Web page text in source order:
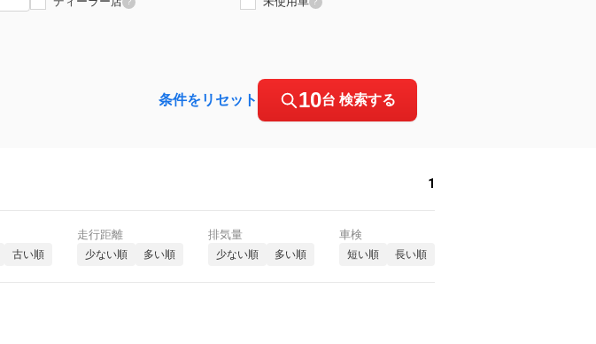
条件をリセット 10台 検索する
1
古い順
走行距離
少ない順 多い順
排気量
少ない順 多い順
車検
短い順 長い順